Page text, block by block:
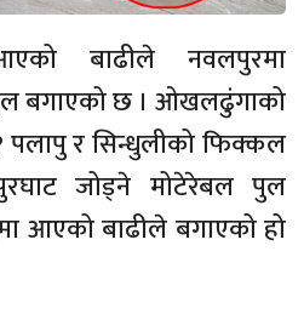
बाढीले नवलपुरमा
बगाएको छ । ओखलढुंगाको
पलापु र सिन्धुलीको फिक्कल
जोड्ने मोटेरेबल पुल
आएको बाढीले बगाएको हो